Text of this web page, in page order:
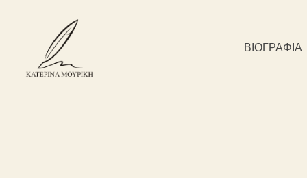
ΒΙΟΓΡΑΦΊΑ